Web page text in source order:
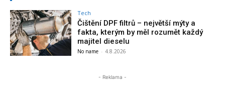
Tech
Čištění DPF filtrů – největší mýty a
fakta, kterým by měl rozumět každý
majitel dieselu
No name - 4.8.2026
- Reklama -